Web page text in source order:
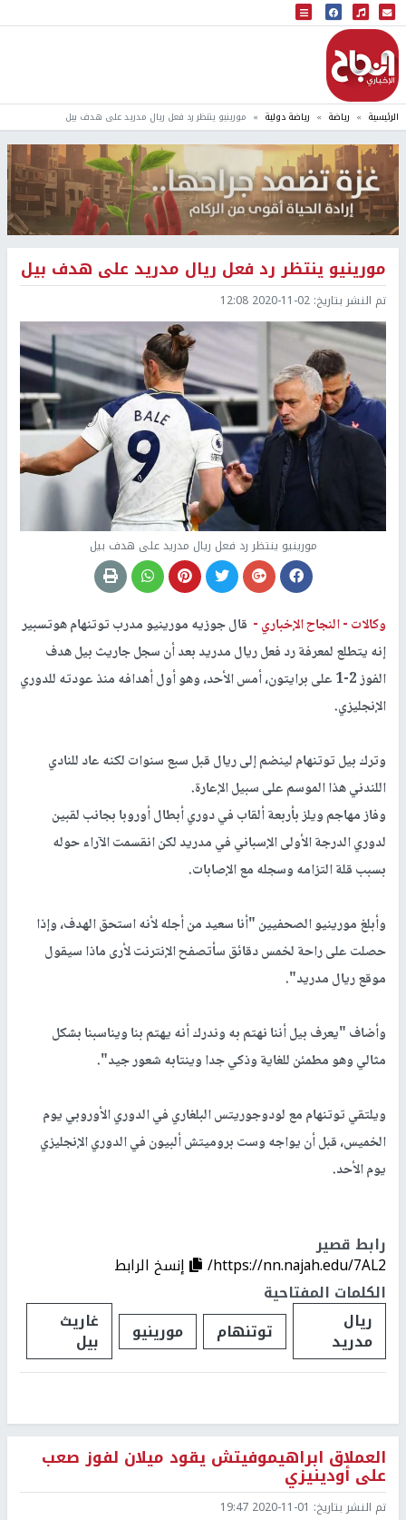
البث المباشر
إذاعة النجاح
الرئيسية رياضة رياضة دولية مورينيو ينتظر رد فعل ريال مدريد على هدف بيل
مورينيو ينتظر رد فعل ريال مدريد على هدف بيل
تم النشر بتاريخ: 2020-11-02 12:08
مورينيو ينتظر رد فعل ريال مدريد على هدف بيل
وكالات -النجاح الإخباري - قال جوزيه مورينيو مدرب توتنهام هوتسبير
إنه يتطلع لمعرفة رد فعل ريال مدريد بعد أن سجل جاريث بيل هدف
الفوز 2-1 على برايتون، أمس الأحد، وهو أول أهدافه منذ عودته للدوري
الإنجليزي.
وترك بيل توتنهام لينضم إلى ريال قبل سبع سنوات لكنه عاد للنادي
اللندني هذا الموسم على سبيل الإعارة.
وفاز مهاجم ويلز بأربعة ألقاب في دوري أبطال أوروبا بجانب لقبين
لدوري الدرجة الأولى الإسباني في مدريد لكن انقسمت الآراء حوله
بسبب قلة التزامه وسجله مع الإصابات.
وأبلغ مورينيو الصحفيين "أنا سعيد من أجله لأنه استحق الهدف، وإذا
حصلت على راحة لخمس دقائق سأتصفح الإنترنت لأرى ماذا سيقول
موقع ريال مدريد".
وأضاف "يعرف بيل أننا نهتم به وندرك أنه يهتم بنا ويناسبنا بشكل
مثالي وهو مطمئن للغاية وذكي جدا وينتابه شعور جيد".
ويلتقي توتنهام مع لودوجوريتس البلغاري في الدوري الأوروبي يوم
الخميس، قبل أن يواجه وست بروميتش ألبيون في الدوري الإنجليزي
يوم الأحد.
رابط قصير
https://nn.najah.edu/7AL2/
إنسخ الرابط
الكلمات المفتاحية
ريال
مدريد توتنهام مورينيو غاريث
بيل
العملاق ابراهيموفيتش يقود ميلان لفوز صعب
على أودينيزي
تم النشر بتاريخ: 2020-11-01 19:47